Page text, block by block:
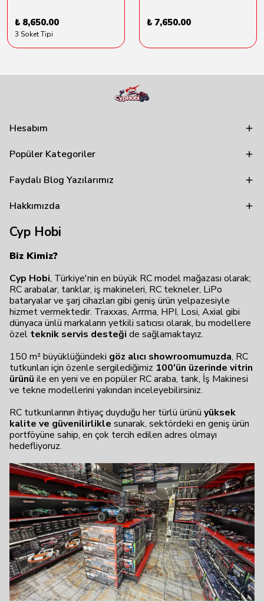
₺ 8,650.00
3 Soket Tipi
₺ 7,650.00
Hesabım
Popüler Kategoriler
Faydalı Blog Yazılarımız
Hakkımızda
Cyp Hobi
Biz Kimiz?
Cyp Hobi, Türkiye'nin en büyük RC model mağazası olarak;
RC arabalar, tanklar, iş makineleri, RC tekneler, LiPo
bataryalar ve şarj cihazları gibi geniş ürün yelpazesiyle
hizmet vermektedir. Traxxas, Arrma, HPI, Losi, Axial gibi
dünyaca ünlü markaların yetkili satıcısı olarak, bu modellere
özel teknik servis desteği de sağlamaktayız.
150 m² büyüklüğündeki göz alıcı showroomumuzda, RC
tutkunları için özenle sergilediğimiz 100'ün üzerinde vitrin
ürünü ile en yeni ve en popüler RC araba, tank, İş Makinesi
ve tekne modellerini yakından inceleyebilirsiniz.
RC tutkunlarının ihtiyaç duyduğu her türlü ürünü yüksek
kalite ve güvenilirlikle sunarak, sektördeki en geniş ürün
portföyüne sahip, en çok tercih edilen adres olmayı
hedefliyoruz.